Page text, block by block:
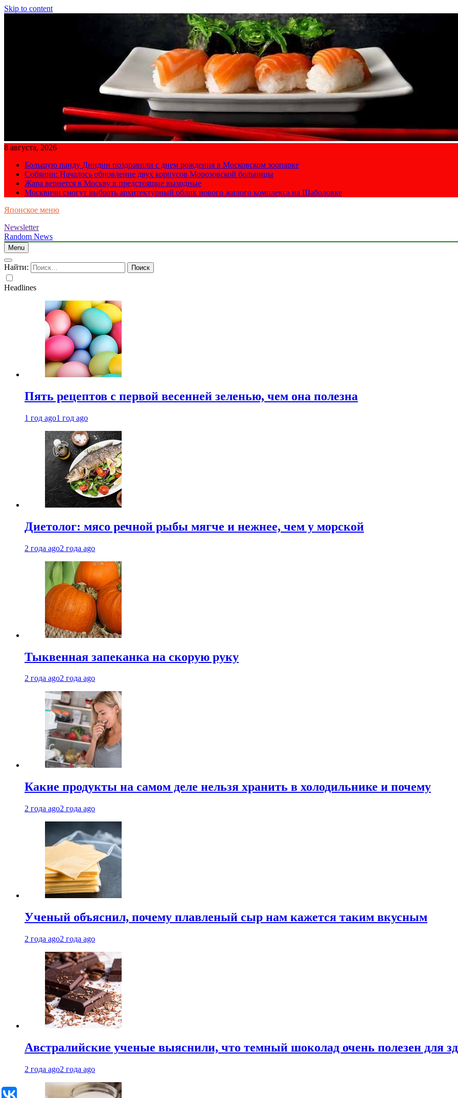
Skip to content
8 августа, 2026
Большую панду Диндин поздравили с днем рождения в Московском зоопарке
Собянин: Началось обновление двух корпусов Морозовской больницы
Жара вернется в Москву в предстоящие выходные
Москвичи смогут выбрать архитектурный облик нового жилого комплекса на Шаболовке
Японское меню
Newsletter
Random News
Menu
Найти:
Headlines
Пять рецептов с первой весенней зеленью, чем она полезна
1 год ago1 год ago
Диетолог: мясо речной рыбы мягче и нежнее, чем у морской
2 года ago2 года ago
Тыквенная запеканка на скорую руку
2 года ago2 года ago
Какие продукты на самом деле нельзя хранить в холодильнике и почему
2 года ago2 года ago
Ученый объяснил, почему плавленый сыр нам кажется таким вкусным
2 года ago2 года ago
Австралийские ученые выяснили, что темный шоколад очень полезен для
2 года ago2 года ago